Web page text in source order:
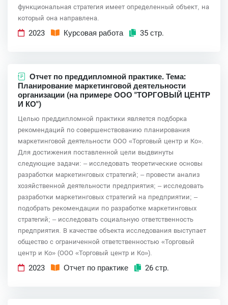
функциональная стратегия имеет определенный объект, на
который она направлена.
2023 Курсовая работа 35 стр.
Отчет по преддипломной практике. Тема:
Планирование маркетинговой деятельности
организации (на примере ООО "ТОРГОВЫЙ ЦЕНТР
И КО")
Целью преддипломной практики является подборка
рекомендаций по совершенствованию планирования
маркетинговой деятельности ООО «Торговый центр и Ко».
Для достижения поставленной цели выдвинуты
следующие задачи: ‒ исследовать теоретические основы
разработки маркетинговых стратегий; ‒ провести анализ
хозяйственной деятельности предприятия; ‒ исследовать
разработки маркетинговых стратегий на предприятии; ‒
подобрать рекомендации по разработке маркетинговых
стратегий; ‒ исследовать социальную ответственность
предприятия. В качестве объекта исследования выступает
общество с ограниченной ответственностью «Торговый
центр и Ко» (ООО «Торговый центр и Ко»).
2023 Отчет по практике 26 стр.